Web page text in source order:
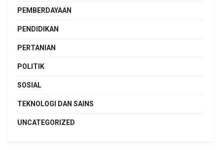
PEMBERDAYAAN
PENDIDIKAN
PERTANIAN
POLITIK
SOSIAL
TEKNOLOGI DAN SAINS
UNCATEGORIZED